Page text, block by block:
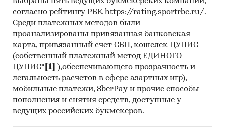
выбраны пять ведущих букмекерских компаний,
согласно рейтингу РБК https://rating.sportrbc.ru/.
Среди платежных методов были
проанализированы привязанная банковская
карта, привязанный счет СБП, кошелек ЦУПИС
(собственный платежный метод ЕДИНОГО
ЦУПИС* [1]
),обеспечивающего прозрачность и
легальность расчетов в сфере азартных игр),
мобильные платежи, SberPay и прочие способы
пополнения и снятия средств, доступные у
ведущих российских букмекеров.